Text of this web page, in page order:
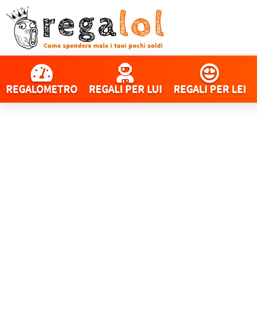
REGALOMETRO REGALI PER LUI REGALI PER LEI